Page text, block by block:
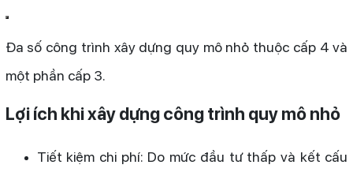
Đa số công trình xây dựng quy mô nhỏ thuộc cấp 4 và
một phần cấp 3.
Lợi ích khi xây dựng công trình quy mô nhỏ
Tiết kiệm chi phí: Do mức đầu tư thấp và kết cấu